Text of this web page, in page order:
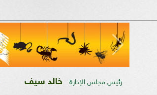
رئيس مجلس الإدارة خالد سيف